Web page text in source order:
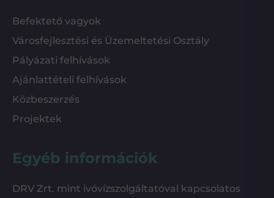
Befektető vagyok
Városfejlesztési és Üzemeltetési Osztály
Pályázati felhívások
Ajánlattételi felhívások
Közbeszerzés
Projektek
Egyéb információk
DRV Zrt. mint ivóvízszolgáltatóval kapcsolatos